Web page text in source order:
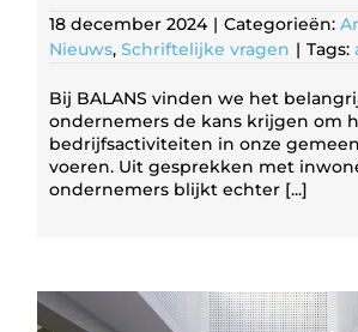
18 december 2024 | Categorieën:
Nieuws, Schriftelijke vragen | Tags:
Bij BALANS vinden we het
ondernemers de kans krijgen om
bedrijfsactiviteiten in onze
voeren. Uit gesprekken met
ondernemers blijkt echter [...]